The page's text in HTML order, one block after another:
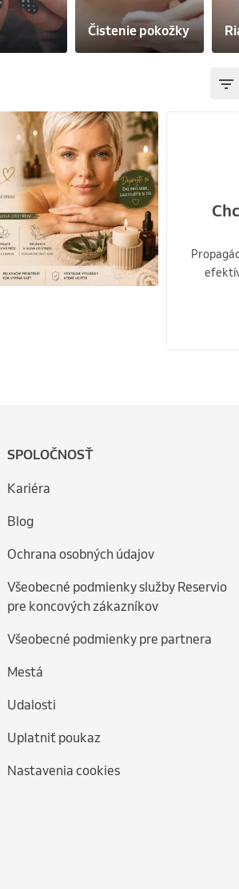
Čistenie pokožky
SPOLOČNOSŤ
Kariéra
Blog
Ochrana osobných údajov
Všeobecné podmienky služby Reservio
pre koncových zákazníkov
Všeobecné podmienky pre partnera
Mestá
Udalosti
Uplatniť poukaz
Nastavenia cookies